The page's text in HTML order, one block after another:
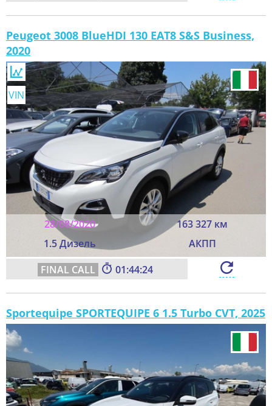
Peugeot 3008 BlueHDI 130 EAT8 S&S Business,
2020
28/08/2020
163 327 км
1.5 Дизель
АКПП
VIN
01:44:22
Sportequipe SPORTEQUIPE 6 1.5 Turbo CVT, 2025